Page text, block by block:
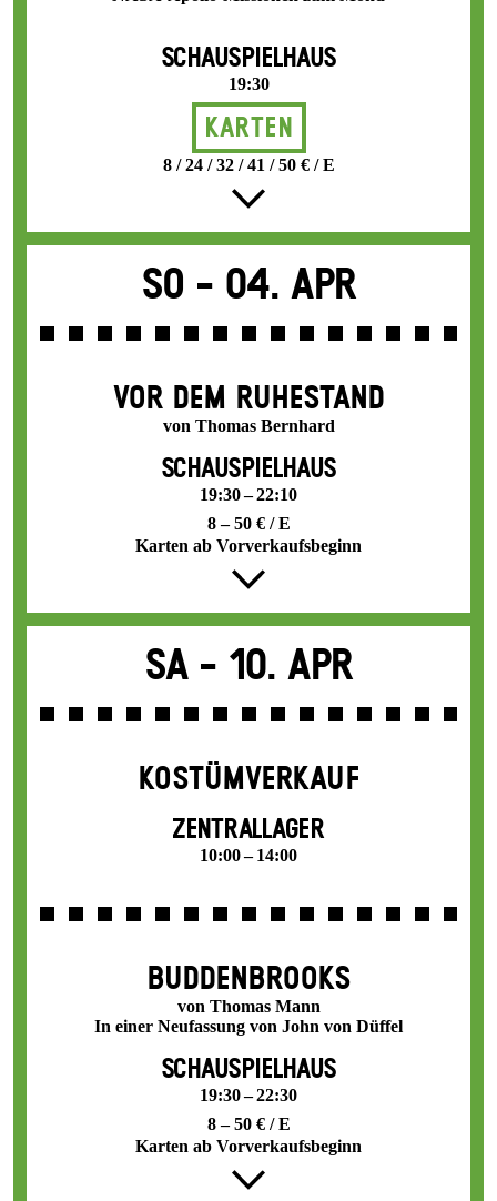
SCHAUSPIELHAUS
19:30
Karten
8 / 24 / 32 / 41 / 50 € / E
So - 04. Apr
VOR DEM RUHESTAND
von Thomas Bernhard
SCHAUSPIELHAUS
19:30 – 22:10
8 – 50 € / E
Karten ab Vorverkaufsbeginn
Sa - 10. Apr
KOSTÜMVERKAUF
ZENTRALLAGER
10:00 – 14:00
BUDDENBROOKS
von Thomas Mann
In einer Neufassung von John von Düffel
SCHAUSPIELHAUS
19:30 – 22:30
8 – 50 € / E
Karten ab Vorverkaufsbeginn